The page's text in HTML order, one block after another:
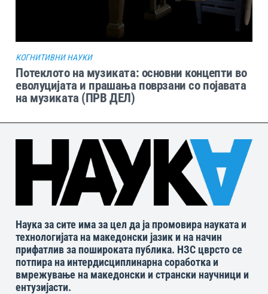
КОГНИТИВНИ НАУКИ
Потеклото на музиката: основни концепти во
еволуцијата и прашања поврзани со појавата
на музиката (ПРВ ДЕЛ)
Наука за сите има за цел да ја промовира науката и
технологијата на македонски јазик и на начин
прифатлив за пошироката публика. НЗС цврсто се
потпира на интердисциплинарна соработка и
вмрежување на македонски и странски научници и
ентузијасти.